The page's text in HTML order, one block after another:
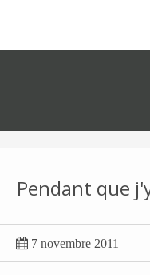
Pendant que
 7 novembre 2011